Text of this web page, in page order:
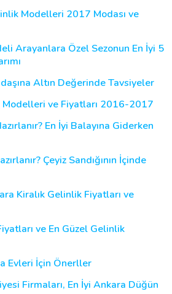
Modelleri 2017 Modası ve
Arayanlara Özel Sezonun En İyi 5
Altın Değerinde Tavsiyeler
Modelleri ve Fiyatları 2016-2017
En İyi Balayına Giderken
Çeyiz Sandığının İçinde
Kiralık Gelinlik Fiyatları ve
ve En Güzel Gelinlik
Evleri İçin Önerller
Firmaları, En İyi Ankara Düğün